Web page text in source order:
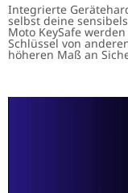
Integrierte
selbst deine
Moto KeySafe
Schlüssel von
höheren Maß an